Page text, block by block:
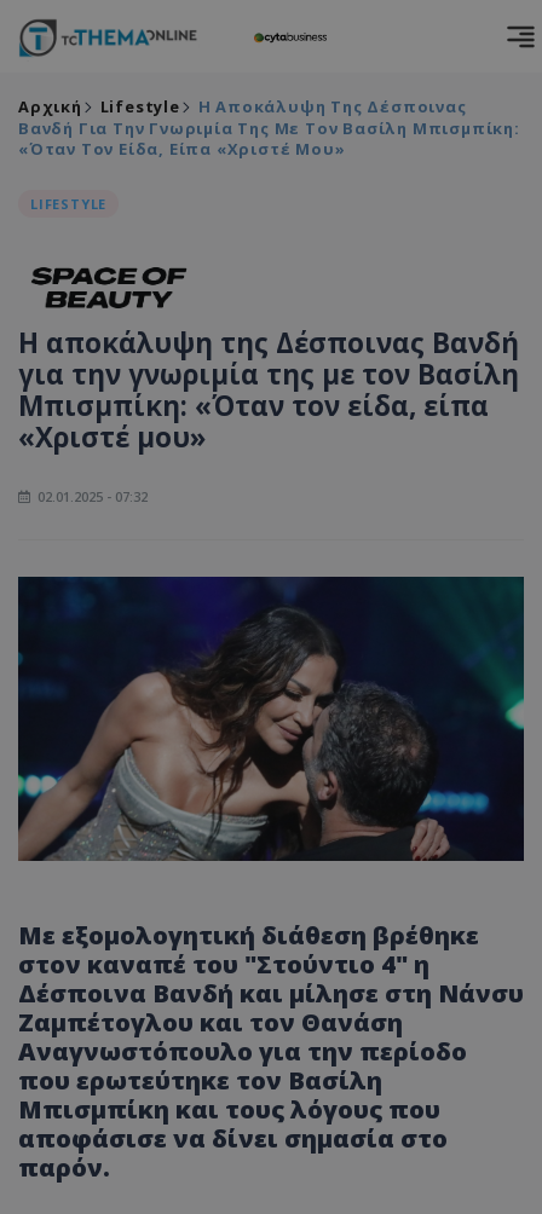
Αρχική Lifestyle
Η Αποκάλυψη Της Δέσποινας
Βανδή Για Την Γνωριμία Της Με Τον Βασίλη Μπισμπίκη:
«Όταν Τον Είδα, Είπα «Χριστέ Μου»
LIFESTYLE
Η αποκάλυψη της Δέσποινας Βανδή
για την γνωριμία της με τον Βασίλη
Μπισμπίκη: «Όταν τον είδα, είπα
«Χριστέ μου»
02.01.2025 - 07:32
Με εξομολογητική διάθεση βρέθηκε
στον καναπέ του "Στούντιο 4" η
Δέσποινα Βανδή και μίλησε στη Νάνσυ
Ζαμπέτογλου και τον Θανάση
Αναγνωστόπουλο για την περίοδο
που ερωτεύτηκε τον Βασίλη
Μπισμπίκη και τους λόγους που
αποφάσισε να δίνει σημασία στο
παρόν.